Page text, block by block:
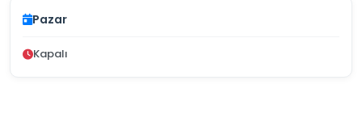
Pazar
Kapalı